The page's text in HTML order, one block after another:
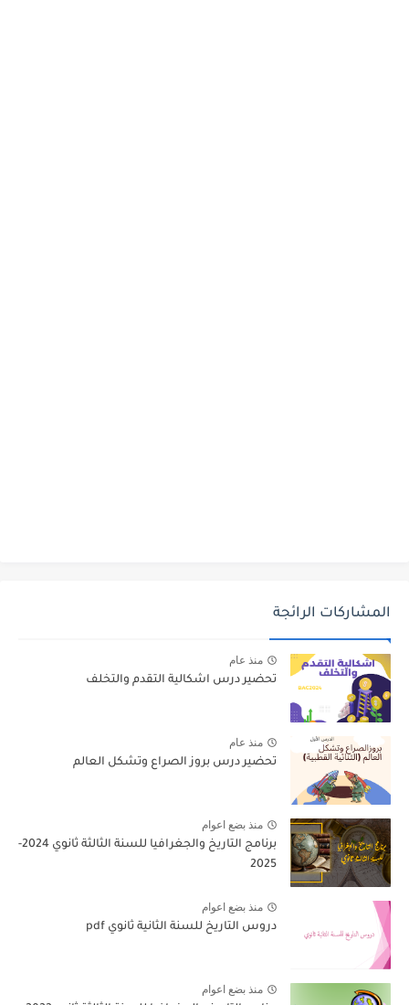
المشاركات الرائجة
منذ عام
تحضير درس اشكالية التقدم والتخلف
منذ عام
تحضير درس بروز الصراع وتشكل العالم
منذ بضع اعوام
برنامج التاريخ والجغرافيا للسنة الثالثة ثانوي 2024-
2025
منذ بضع اعوام
دروس التاريخ للسنة الثانية ثانوي pdf
منذ بضع اعوام